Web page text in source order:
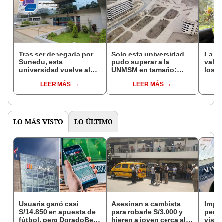
Tras ser denegada por
Sunedu, esta
universidad vuelve al
licenciamiento luego de
seis años de trámites
LEER MÁS
Solo esta universidad
pudo superar a la
UNMSM en tamaño:
acuario, pero hoy
permanece abandonada
LEER MÁS
La
los
LO MÁS VISTO LO ÚLTIMO
Usuaria ganó casi
S/14.850 en apuesta de
fútbol, pero DoradoBet
Asesinan a cambista
para robarle S/3.000 y
hieren a joven cerca al